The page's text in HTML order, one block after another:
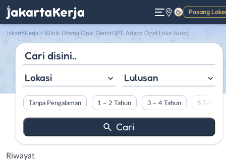
Pasang
Gelap
JakartaKerja > Klinik Utama Opal Dental (PT. Adapa Opal Loka Nusa)
Lokasi Lulusan
Tanpa Pengalaman 1 – 2 Tahun 3 – 4 Tahun 5 Tahun
Riwayat